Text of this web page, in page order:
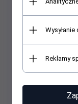
17,59PLN
Reklamy